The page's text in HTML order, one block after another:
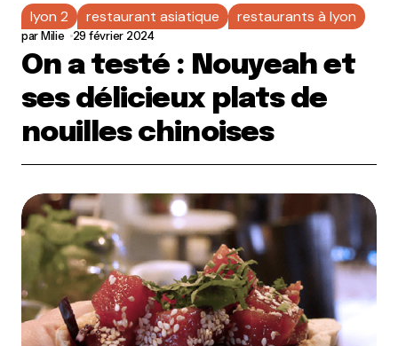
lyon 2 restaurant asiatique restaurants à lyon
parMilie 29 février 2024
On a testé : Nouyeah et
ses délicieux plats de
nouilles chinoises